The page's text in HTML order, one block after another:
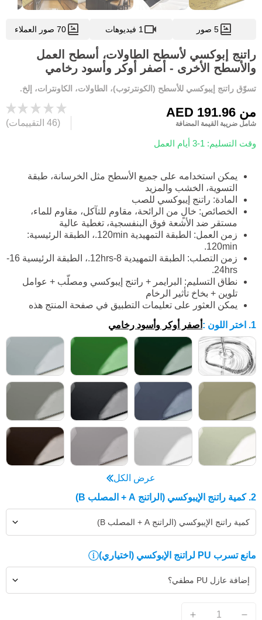
5 صور 1 فيديوهات 70 صور العملاء
راتنج إبوكسي لأسطح الطاولات، أسطح العمل
والأسطح الأخرى - أصفر أوكر وأسود رخامي
تسوّق راتنج إيبوكسي للأسطح (الكونترتوب)، الطاولات، الكاونترات، إلخ.
من
شامل ضريبة القيمة المضافة
وقت التسليم: 1-3 أيام العمل
(46 التقييمات)
يمكن استخدامه على جميع الأسطح مثل الخرسانة، طبقة
التسوية، الخشب والمزيد
المادة: راتنج إيبوكسي للصب
الخصائص: خالٍ من الرائحة، مقاوم للتآكل، مقاوم للماء،
مستقر ضد الأشعة فوق البنفسجية، تغطية عالية
زمن العمل: الطبقة التمهيدية 120min.، الطبقة الرئيسية:
120min.
زمن التصلب: الطبقة التمهيدية 8-12hrs.، الطبقة الرئيسية 16-
24hrs.
نطاق التسليم: البرايمر + راتنج إيبوكسي ومصلّب + عوامل
تلوين + بخاخ تأثير الرخام
يمكن العثور على تعليمات التطبيق في صفحة المنتج هذه
1. اختر اللون
: أصفر أوكر وأسود رخامي
عرض الكل
2. كمية راتنج الإيبوكسي (الراتنج A + المصلب B)
كمية راتنج الإيبوكسي (الراتنج A + المصلب B)
مانع تسرب PU لراتنج الإبوكسي (اختياري)
إضافة عازل PU مطفي؟